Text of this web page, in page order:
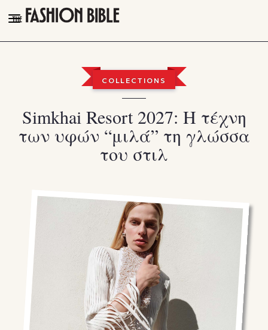
THE FASHION BIBLE
TALK OF THE TOWN
PLEASURES
Facebook
Instagram
Youtube
COLLECTIONS
Simkhai Resort 2027: Η τέχνη
των υφών “μιλά” τη γλώσσα
του στιλ